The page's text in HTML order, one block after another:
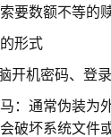
要数额不等的
形式
机密码、登录
通常伪装为外
破坏系统文件